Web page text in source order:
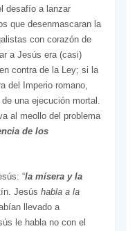
desafío a lanzar
que desenmascaran la
con corazón de
a Jesús era (casi)
contra de la Ley; si la
del Imperio romano,
una ejecución mortal.
al meollo del problema
de los
“la mísera y la
Jesús habla a la
llevado a
le habla no con el